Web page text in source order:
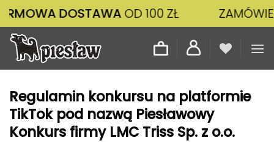
Przewiń
do
zawartości
DOSTAWAOD 100 ZŁ ZAMÓWIENIA
Regulamin konkursu na platformie
TikTok pod nazwą Piesławowy
Konkurs firmy LMC Triss Sp. z o.o.